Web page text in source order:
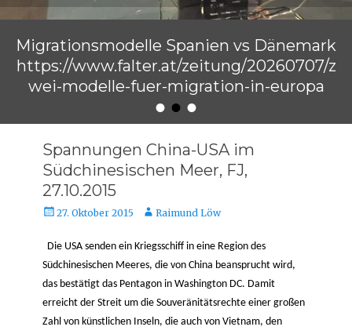
•••
Migrationsmodelle Spanien vs Dänemark
https://www.falter.at/zeitung/20260707/z
wei-modelle-fuer-migration-in-europa
Raimund Löw
Spannungen China-USA im
Südchinesischen Meer, FJ,
27.10.2015
Veröffentlicht
27. Oktober 2015 AutorRaimund Löw
Die USA senden ein Kriegsschiff in eine Region des
Südchinesischen Meeres, die von China beansprucht wird,
das bestätigt das Pentagon in Washington DC. Damit
erreicht der Streit um die Souveränitätsrechte einer großen
Zahl von künstlichen Inseln, die auch von Vietnam, den